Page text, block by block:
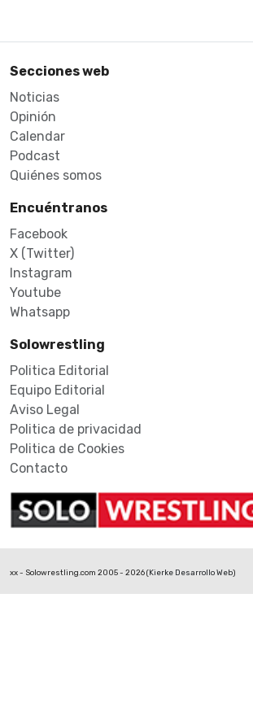
Secciones web
Noticias
Opinión
Calendar
Podcast
Quiénes somos
Encuéntranos
Facebook
X (Twitter)
Instagram
Youtube
Whatsapp
Solowrestling
Politica Editorial
Equipo Editorial
Aviso Legal
Politica de privacidad
Politica de Cookies
Contacto
xx - Solowrestling.com 2005 - 2026 (Kierke Desarrollo Web)